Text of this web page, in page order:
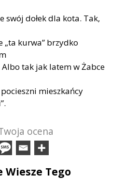
swój dołek dla kota. Tak,
kurwa” brzydko
tak jak latem w Żabce
mieszkańcy
ocena
Wiesze Tego